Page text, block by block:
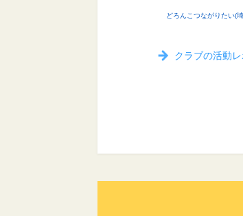
どろんこつながりたい(
クラブの活動